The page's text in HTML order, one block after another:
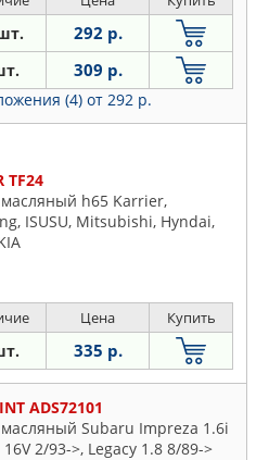
292 р.
309 р.
(4) от 292 р.
TF24
h65 Karrier,
ISUSU, Mitsubishi, Hyndai,
Цена Купить
335 р.
ADS72101
Subaru Impreza 1.6i
16V 2/93->, Legacy 1.8 8/89->